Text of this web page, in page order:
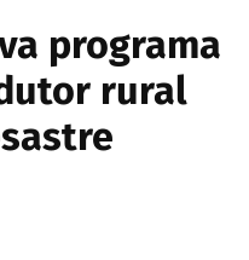
programa
rural